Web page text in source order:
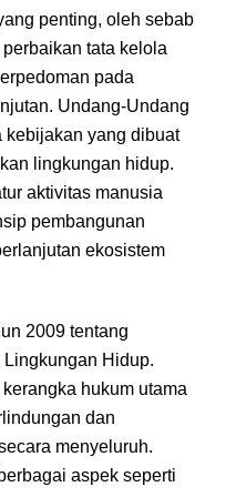
penting, oleh sebab
tata kelola
pada
Undang-Undang
kebijakan yang dibuat
lingkungan hidup.
aktivitas manusia
pembangunan
ekosistem
2009 tentang
Hidup.
hukum utama
dan
menyeluruh.
aspek seperti